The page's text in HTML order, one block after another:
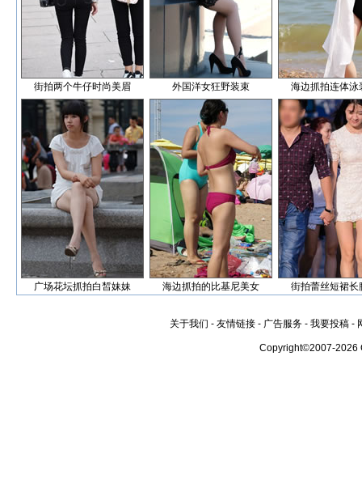
街拍两个牛仔时尚美眉 外国洋女狂野装束 海边抓拍连体泳
广场花坛抓拍白皙妹妹 海边抓拍的比基尼美女 街拍蕾丝短裙长
关于我们 - 友情链接 - 广告服务 - 我要投稿 -
Copyright©2007-2026